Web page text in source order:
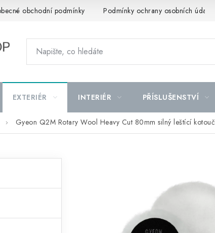
obchodní podmínky Podmínky ochrany osobních údajů
EXTERIÉR INTERIÉR PŘÍSLUŠENSTVÍ
Gyeon Q2M Rotary Wool Heavy Cut 80mm silný leštící kotouč